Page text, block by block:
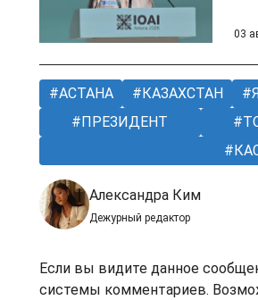
03
АСТАНА КАЗАХСТАН
ПРЕЗИДЕНТ
Александра Ким
Дежурный редактор
Если вы видите данное
системы комментариев.